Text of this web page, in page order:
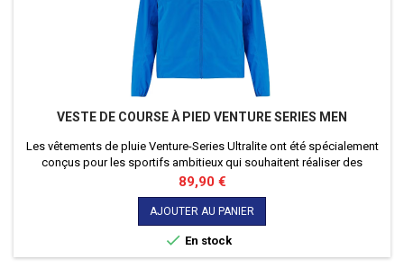
VESTE DE COURSE À PIED VENTURE SERIES MEN
Les vêtements de pluie Venture-Series Ultralite ont été spécialement
conçus pour les sportifs ambitieux qui souhaitent réaliser des
performances maximales par tous les temps.
Prix
89,90 €
AJOUTER AU PANIER
 En stock